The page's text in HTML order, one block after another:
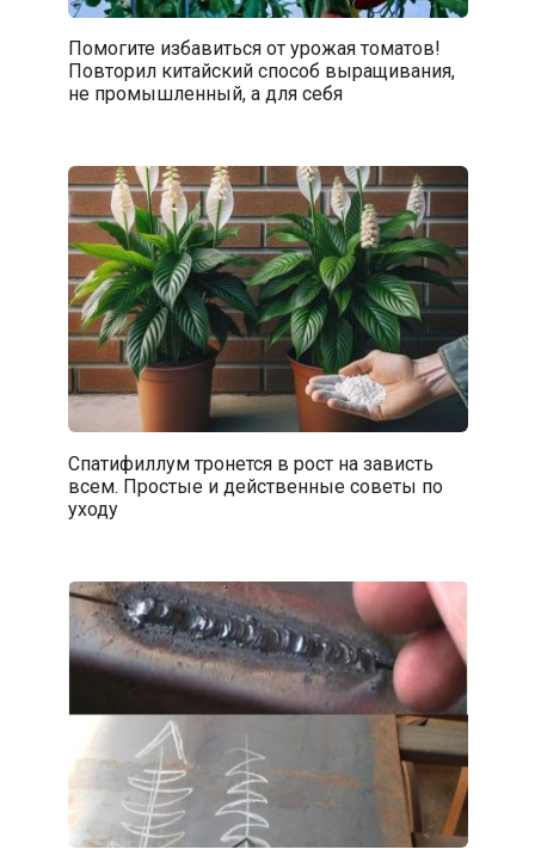
Помогите избавиться от урожая томатов!
Повторил китайский способ выращивания,
не промышленный, а для себя
Спатифиллум тронется в рост на зависть
всем. Простые и действенные советы по
уходу